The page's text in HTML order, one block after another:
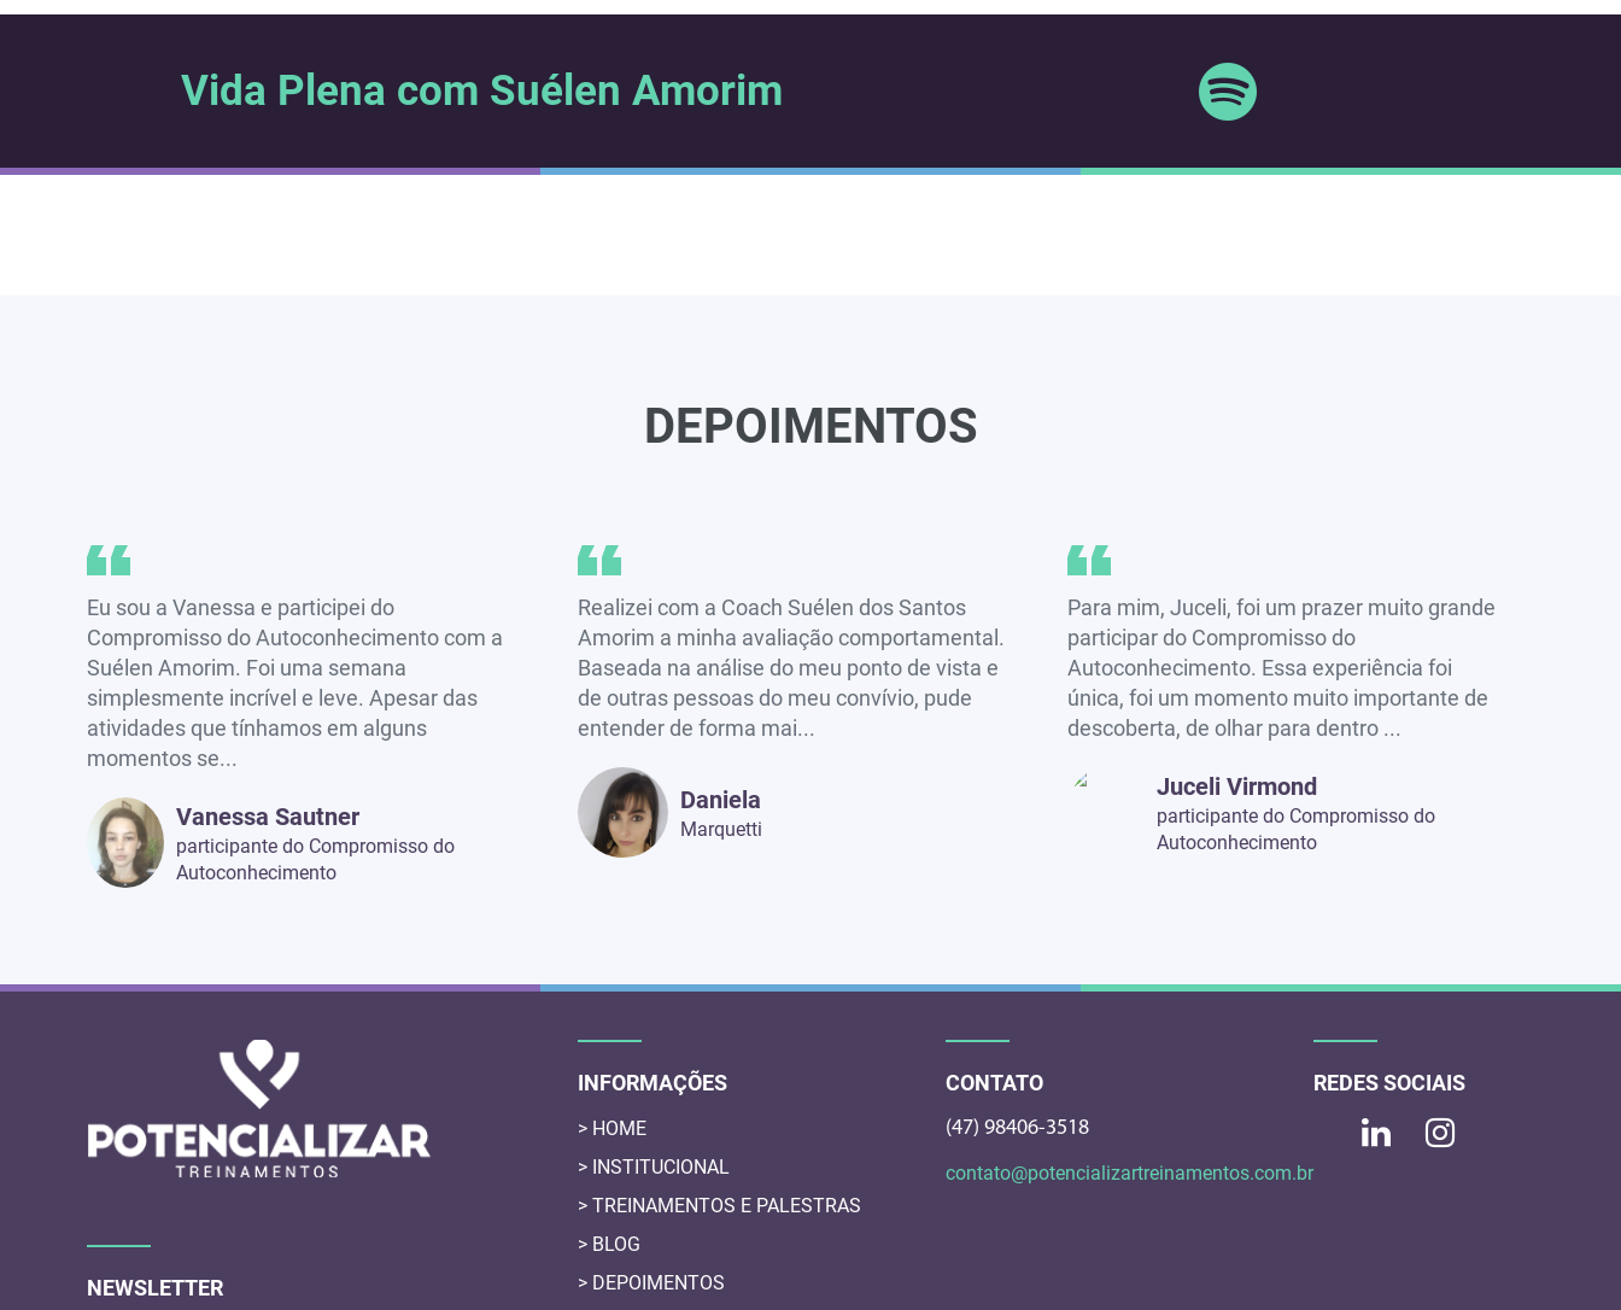
Vida Plena com Suélen Amorim
DEPOIMENTOS
Eu sou a Vanessa e participei do
Compromisso do Autoconhecimento com a
Suélen Amorim. Foi uma semana
simplesmente incrível e leve. Apesar das
atividades que tínhamos em alguns
momentos se...
Vanessa Sautner
participante do Compromisso do
Autoconhecimento
Realizei com a Coach Suélen dos Santos
Amorim a minha avaliação comportamental.
Baseada na análise do meu ponto de vista e
de outras pessoas do meu convívio, pude
entender de forma mai...
Daniela
Marquetti
Para mim, Juceli, foi um prazer muito grande
participar do Compromisso do
Autoconhecimento. Essa experiência foi
única, foi um momento muito importante de
descoberta, de olhar para dentro ...
Juceli Virmond
participante do Compromisso do
Autoconhecimento
NEWSLETTER
INFORMAÇÕES
> HOME
> INSTITUCIONAL
> TREINAMENTOS E PALESTRAS
> BLOG
> DEPOIMENTOS
CONTATO
(47) 98406-3518
contato@potencializartreinamentos.com.br
REDES SOCIAIS